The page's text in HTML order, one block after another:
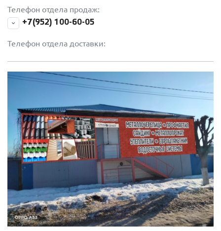
Телефон отдела продаж:
+7(952) 100-60-05
Телефон отдела доставки: